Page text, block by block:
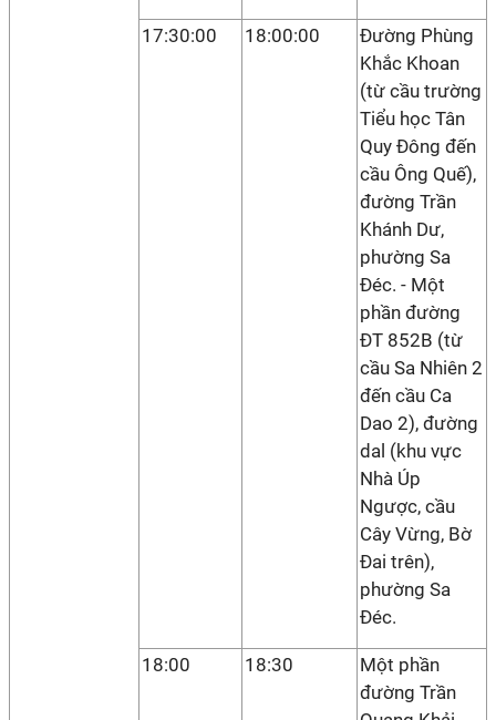
17:30:00 18:00:00
Đường Phùng
Khắc Khoan
(từ cầu trường
Tiểu học Tân
Quy Đông đến
cầu Ông Quế),
đường Trần
Khánh Dư,
phường Sa
Đéc. - Một
phần đường
ĐT 852B (từ
cầu Sa Nhiên 2
đến cầu Ca
Dao 2), đường
dal (khu vực
Nhà Úp
Ngược, cầu
Cây Vừng, Bờ
Đai trên),
phường Sa
Đéc.
18:00 18:30
Một phần
đường Trần